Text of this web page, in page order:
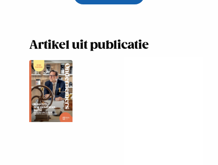
Artikel uit publicatie